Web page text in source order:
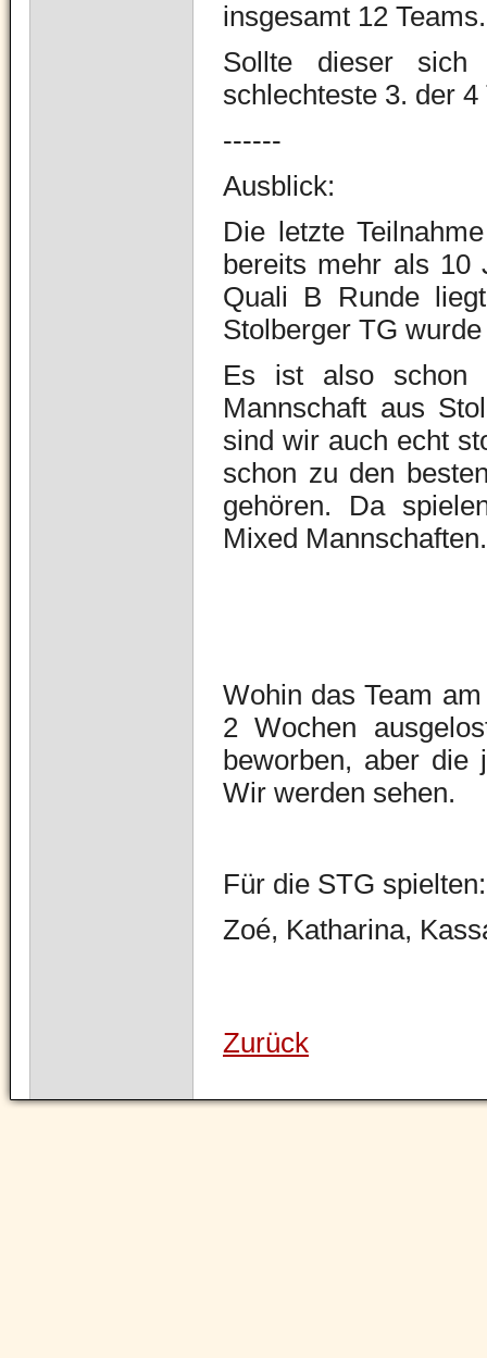
insgesamt 12
Sollte dieser sich
schlechteste 3. der
------
Ausblick:
Die letzte
bereits mehr als 10
Quali B Runde
Stolberger TG
Es ist also schon
Mannschaft aus
sind wir auch echt
schon zu den
gehören. Da
Mixed Mannschaften.
Wohin das Team
2 Wochen
beworben, aber die
Wir werden sehen.
Für die STG spielten:
Zoé, Katharina,
Zurück
Navigation